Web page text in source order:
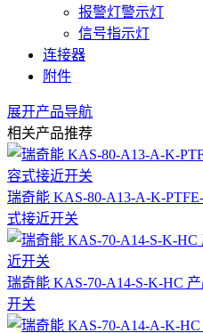
报警灯警示灯
信号指示灯
连接器
附件
展开产品导航
相关产品推荐
瑞奇能 KAS-80-A13-A-K-
式接近开关
瑞奇能 KAS-70-A14-S-K-HC
开关